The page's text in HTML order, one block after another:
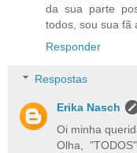
da sua parte
todos, sou sua fã
Responder
Respostas
Erika Nasch
Oi minha
Olha,